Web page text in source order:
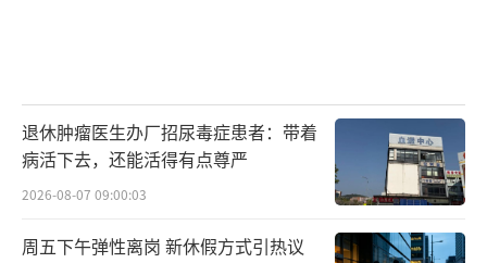
退休肿瘤医生办厂招尿毒症患者：带着
病活下去，还能活得有点尊严
2026-08-07 09:00:03
周五下午弹性离岗 新休假方式引热议